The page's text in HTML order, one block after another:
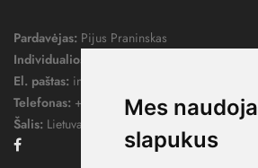
Mes
slapukus
Pardavėjas: Pijus Praninskas
Individualios veiklos pažymos nr.:
El. paštas: info@dressify.lt
Telefonas: +370 676 78578
Šalis: Lietuva